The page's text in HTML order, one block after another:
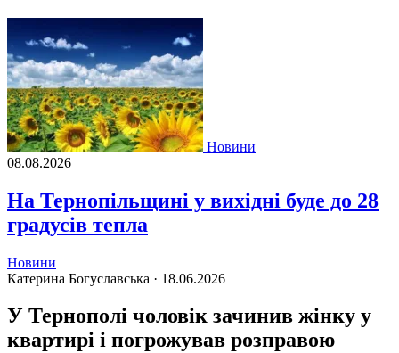
Новини
08.08.2026
На Тернопільщині у вихідні буде до 28
градусів тепла
Новини
Катерина Богуславська · 18.06.2026
У Тернополі чоловік зачинив жінку у
квартирі і погрожував розправою